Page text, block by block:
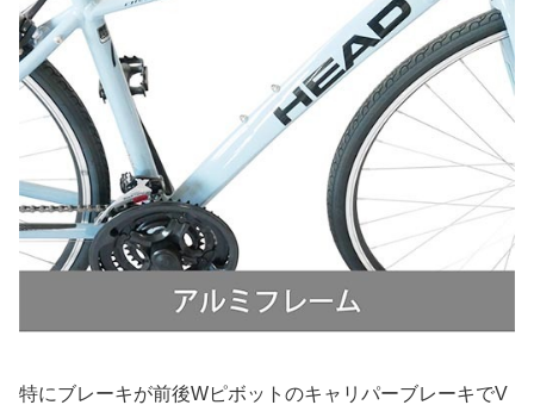
特にブレーキが前後WピボットのキャリパーブレーキでV